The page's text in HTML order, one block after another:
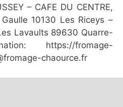
– CAFE DU CENTRE,
10130 Les Riceys –
Les Lavaults 89630 Quarre-
https://fromage-
chaource.fr